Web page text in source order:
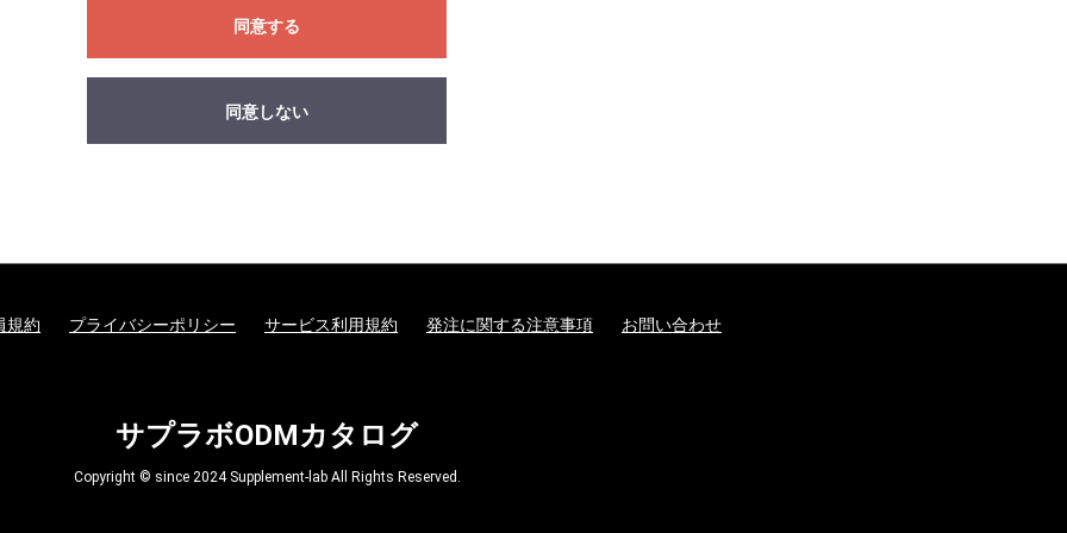
同意する
同意しない
規約 プライバシーポリシー サービス利用規約 発注に関する注意事項 お問い合わせ
サプラボODMカタログ
Copyright © since 2024 Supplement-lab All Rights Reserved.